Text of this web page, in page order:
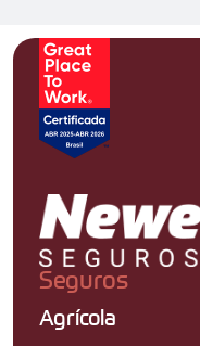
Seguros
Agrícola